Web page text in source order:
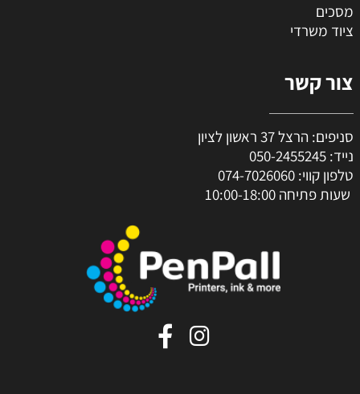
מסכים
ציוד משרדי
צור קשר
סניפים: הרצל 37 ראשון לציון
נייד: 050-2455245
טלפון קווי: 074-7026060
שעות פתיחה 10:00-18:00